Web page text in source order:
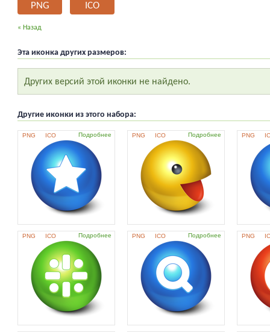
PNG ICO
« Назад
Эта иконка других размеров:
Других версий этой иконки не найдено.
Другие иконки из этого набора:
PNG ICO Подробнее PNG ICO Подробнее PNG
PNG ICO Подробнее PNG ICO Подробнее PNG